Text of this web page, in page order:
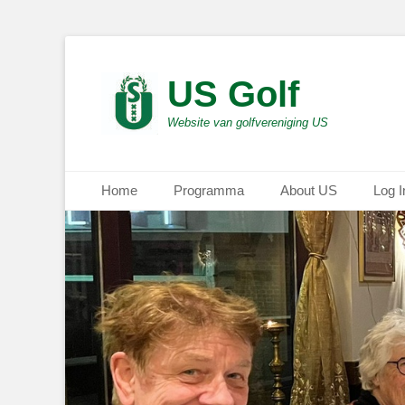
US Golf
Website van golfvereniging US
Primair menu
naar
de
inhoud
Home Programma About US Log